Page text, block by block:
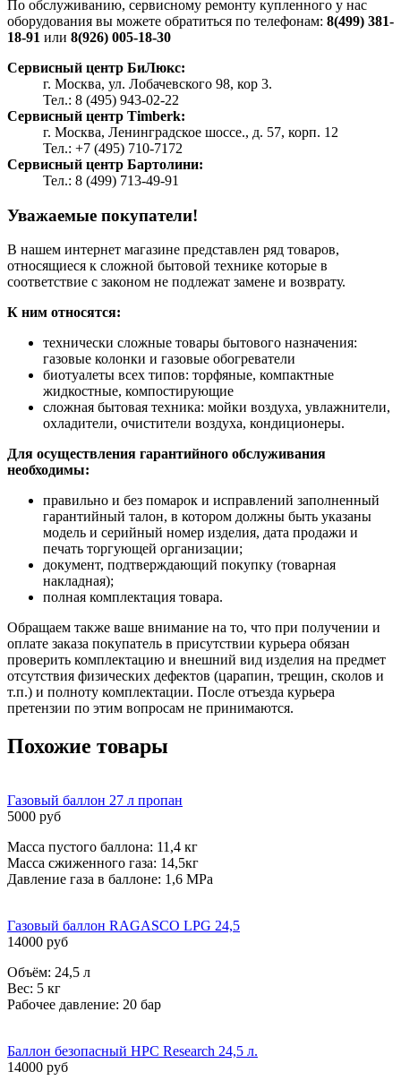
По обслуживанию, сервисному ремонту купленного у нас
оборудования вы можете обратиться по телефонам: 8(499) 381-
18-91 или 8(926) 005-18-30
Сервисный центр БиЛюкс:
г. Москва, ул. Лобачевского 98, кор 3.
Тел.: 8 (495) 943-02-22
Сервисный центр Timberk:
г. Москва, Ленинградское шоссе., д. 57, корп. 12
Тел.: +7 (495) 710-7172
Сервисный центр Бартолини:
Тел.: 8 (499) 713-49-91
Уважаемые покупатели!
В нашем интернет магазине представлен ряд товаров,
относящиеся к сложной бытовой технике которые в
соответствие с законом не подлежат замене и возврату.
К ним относятся:
технически сложные товары бытового назначения:
газовые колонки и газовые обогреватели
биотуалеты всех типов: торфяные, компактные
жидкостные, компостирующие
сложная бытовая техника: мойки воздуха, увлажнители,
охладители, очистители воздуха, кондиционеры.
Для осуществления гарантийного обслуживания
необходимы:
правильно и без помарок и исправлений заполненный
гарантийный талон, в котором должны быть указаны
модель и серийный номер изделия, дата продажи и
печать торгующей организации;
документ, подтверждающий покупку (товарная
накладная);
полная комплектация товара.
Обращаем также ваше внимание на то, что при получении и
оплате заказа покупатель в присутствии курьера обязан
проверить комплектацию и внешний вид изделия на предмет
отсутствия физических дефектов (царапин, трещин, сколов и
т.п.) и полноту комплектации. После отъезда курьера
претензии по этим вопросам не принимаются.
Похожие товары
Газовый баллон 27 л пропан
5000 руб
Масса пустого баллона: 11,4 кг
Масса сжиженного газа: 14,5кг
Давление газа в баллоне: 1,6 МРа
Газовый баллон RAGASCO LPG 24,5
14000 руб
Объём: 24,5 л
Вес: 5 кг
Рабочее давление: 20 бар
Баллон безопасный HPC Research 24,5 л.
14000 руб